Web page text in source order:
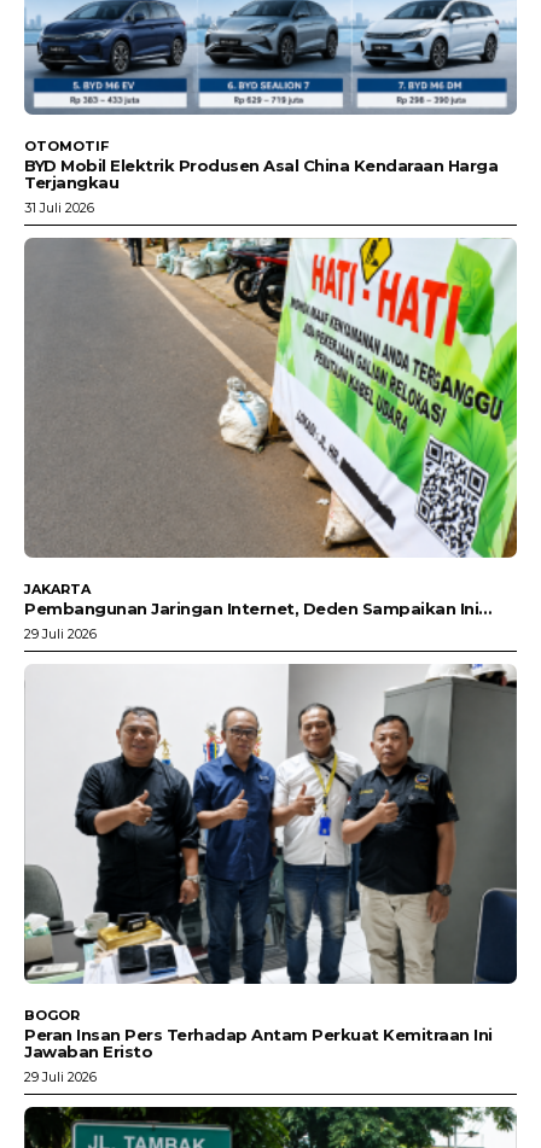
OTOMOTIF
BYD Mobil Elektrik Produsen Asal China Kendaraan Harga
Terjangkau
31 Juli 2026
JAKARTA
Pembangunan Jaringan Internet, Deden Sampaikan Ini…
29 Juli 2026
BOGOR
Peran Insan Pers Terhadap Antam Perkuat Kemitraan Ini
Jawaban Eristo
29 Juli 2026